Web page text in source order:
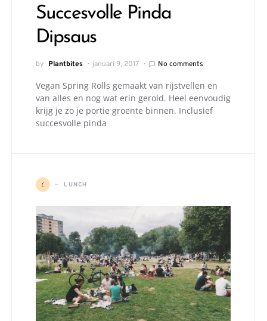
Succesvolle Pinda
Dipsaus
by Plantbites januari 9, 2017 No comments
Vegan Spring Rolls gemaakt van rijstvellen en
van alles en nog wat erin gerold. Heel eenvoudig
krijg je zo je portie groente binnen. Inclusief
succesvolle pinda
L LUNCH